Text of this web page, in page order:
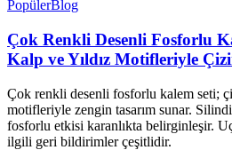
PopülerBlog
Çok Renkli Desenli Fosforlu
Kalp ve Yıldız Motifleriyle
Çok renkli desenli fosforlu kalem seti;
motifleriyle zengin tasarım sunar.
fosforlu etkisi karanlıkta belirginleşir.
ilgili geri bildirimler çeşitlidir.